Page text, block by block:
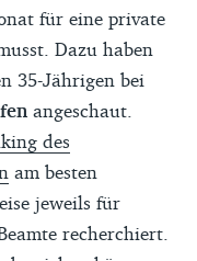
für eine private
Dazu haben
35-Jährigen bei
angeschaut.
des
am besten
jeweils für
recherchiert.